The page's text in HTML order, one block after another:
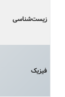
زیست‌شناسی
فیزیک